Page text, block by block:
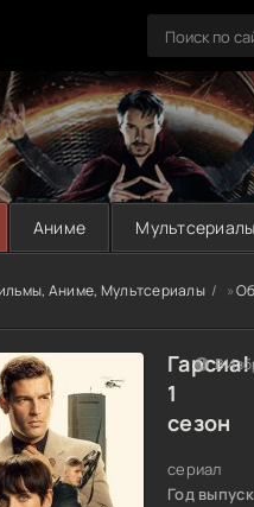
Аниме Мультсериалы
Аниме, Мультсериалы »
Гарсиа!
1
сезон
сериал
Год
В